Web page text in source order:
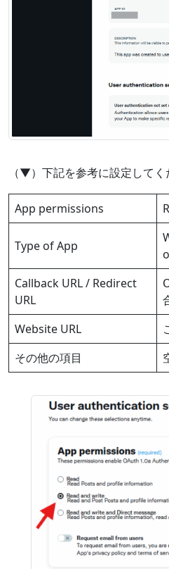
（▼）下記を参考に設定してく
App permissions
Type of App
Callback URL / Redirect
URL
Website URL
その他の項目